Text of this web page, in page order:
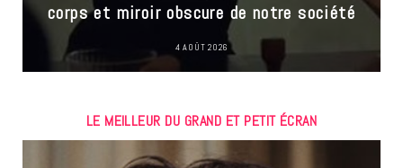
corps et miroir obscure de notre société
4 AOÛT 2026
LE MEILLEUR DU GRAND ET PETIT ÉCRAN